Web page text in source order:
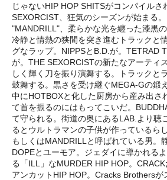
じゃないHIP HOP SHITSがコンパイル
SEXORCIST、狂気のシーズンが始まる
"MANDRILL"、柔らかな光を纏った漆黒
冷静と情熱の狭間を突き進むトラックと
グなラップ。NIPPSとB.D.が。TETRAD
が。THE SEXORCISTの新たなアーティ
しく輝く刀を振り演舞する。トラックと
鼓舞する。黒さを受け継ぐMEGA-Gの鍛
中にHOTBOXと化した厨房から産み出さ
て首を振るのにはもってこいだ。
て守られる。街道の奥にあるLAB.より聴
るとウルトラマンの子供が作っているら
もしくはMANDRILLと呼ばれている男。
DOPEとユーモア。ジェダイに導かれる
る「ILL」なMURDER HIP HOP。
アンカットHIP HOP。Cracks Brothersが